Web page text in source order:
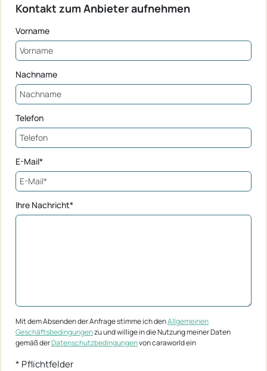
Kontakt zum Anbieter aufnehmen
Vorname
Nachname
Telefon
E-Mail*
Ihre Nachricht*
Mit dem Absenden der Anfrage stimme ich denAllgemeinen
Geschäftsbedingungenzu und willige in die Nutzung meiner Daten
gemäß derDatenschutzbedingungenvon caraworld ein
* Pflichtfelder